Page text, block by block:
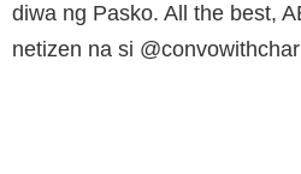
diwa ng Pasko. All the best,
netizen na si